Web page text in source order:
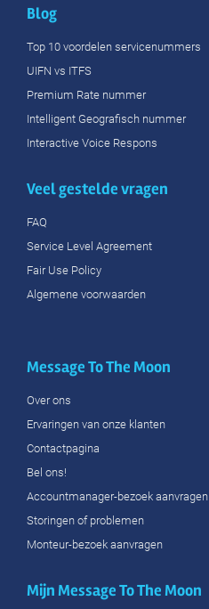
Blog
Top 10 voordelen servicenummers
UIFN vs ITFS
Premium Rate nummer
Intelligent Geografisch nummer
Interactive Voice Respons
Veel gestelde vragen
FAQ
Service Level Agreement
Fair Use Policy
Algemene voorwaarden
Message To The Moon
Over ons
Ervaringen van onze klanten
Contactpagina
Bel ons!
Accountmanager-bezoek aanvragen
Storingen of problemen
Monteur-bezoek aanvragen
Mijn Message To The Moon